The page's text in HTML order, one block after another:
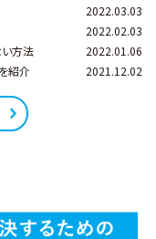
2022.03.03
2022.02.03
い方法
2022.01.06
紹介 2021.12.02